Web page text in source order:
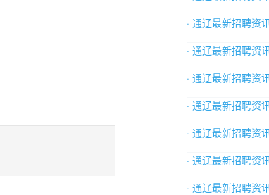
· 通辽最新招聘资
· 通辽最新招聘资
· 通辽最新招聘资
· 通辽最新招聘资
· 通辽最新招聘资
· 通辽最新招聘资
· 通辽最新招聘资